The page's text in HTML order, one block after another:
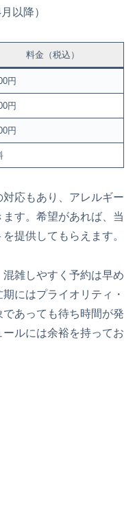
以降）
料金（税込）
円
円
円
応もあり、アレルギー
す。希望があれば、当
提供してもらえます。
雑しやすく予約は早め
にはプライオリティ・
あっても待ち時間が発
ルには余裕を持ってお